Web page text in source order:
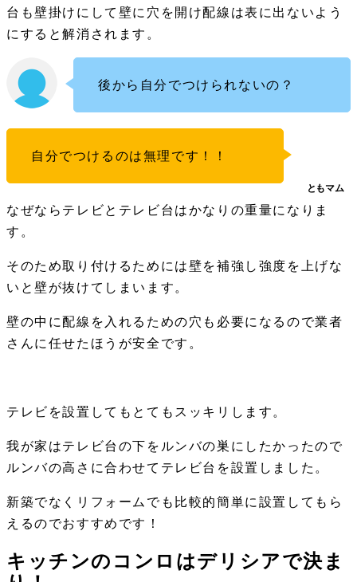
台も壁掛けにして壁に穴を開け配線は表に出ないよう
にすると解消されます。
後から自分でつけられないの？
自分でつけるのは無理です！！
なぜならテレビとテレビ台はかなりの重量になりま
す。
そのため取り付けるためには壁を補強し強度を上げな
いと壁が抜けてしまいます。
壁の中に配線を入れるための穴も必要になるので業者
さんに任せたほうが安全です。
テレビを設置してもとてもスッキリします。
我が家はテレビ台の下をルンバの巣にしたかったので
ルンバの高さに合わせてテレビ台を設置しました。
新築でなくリフォームでも比較的簡単に設置してもら
えるのでおすすめです！
キッチンのコンロはデリシアで決ま